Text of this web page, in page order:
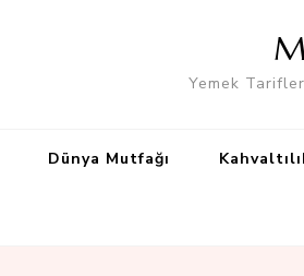
Yemek
Dünya Mutfağı